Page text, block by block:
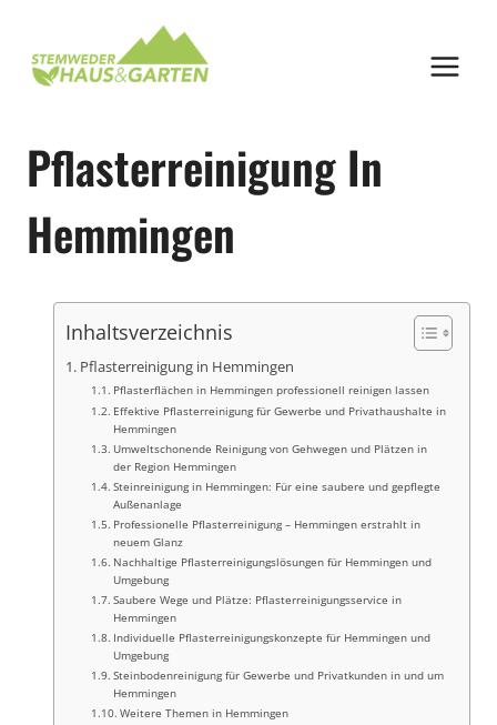
springen
Pflasterreinigung In
Hemmingen
Inhaltsverzeichnis
Pflasterreinigung in Hemmingen
Pflasterflächen in Hemmingen professionell reinigen lassen
Effektive Pflasterreinigung für Gewerbe und Privathaushalte in
Hemmingen
Umweltschonende Reinigung von Gehwegen und Plätzen in
der Region Hemmingen
Steinreinigung in Hemmingen: Für eine saubere und gepflegte
Außenanlage
Professionelle Pflasterreinigung – Hemmingen erstrahlt in
neuem Glanz
Nachhaltige Pflasterreinigungslösungen für Hemmingen und
Umgebung
Saubere Wege und Plätze: Pflasterreinigungsservice in
Hemmingen
Individuelle Pflasterreinigungskonzepte für Hemmingen und
Umgebung
Steinbodenreinigung für Gewerbe und Privatkunden in und um
Hemmingen
Weitere Themen in Hemmingen